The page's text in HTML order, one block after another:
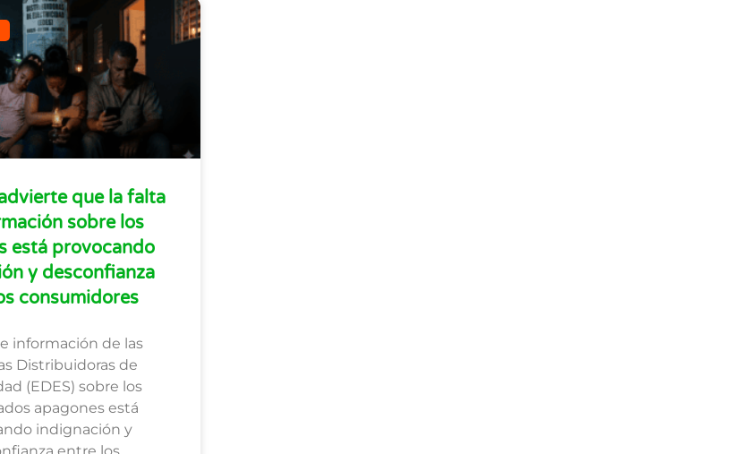
que la falta
sobre los
está provocando
y desconfianza
consumidores
información de las
Distribuidoras de
(EDES) sobre los
apagones está
indignación y
entre los